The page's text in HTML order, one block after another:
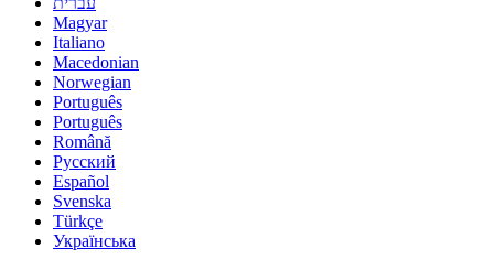
Magyar
Italiano
Macedonian
Norwegian
Português
Português
Română
Русский
Español
Svenska
Türkçe
Українська